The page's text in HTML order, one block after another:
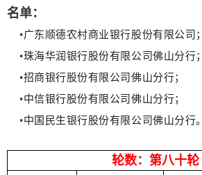
名单：
•广东顺德农村商业银行股份有限公司；
•珠海华润银行股份有限公司佛山分行；
•招商银行股份有限公司佛山分行；
•中信银行股份有限公司佛山分行；
•中国民生银行股份有限公司佛山分行。
轮数：第八十轮